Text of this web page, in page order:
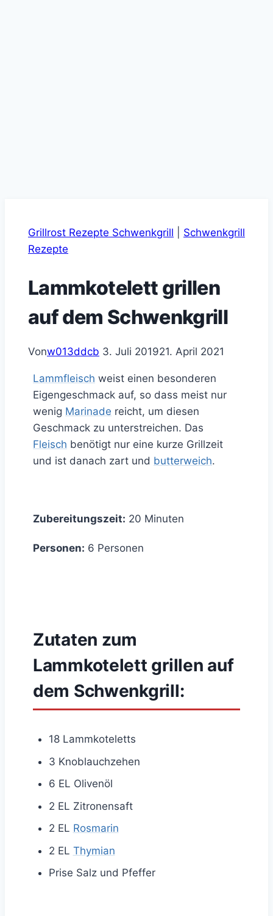
Grillrost Rezepte Schwenkgrill
Schwenkgrill
Rezepte
Lammkotelett grillen
auf dem Schwenkgrill
Vonw013ddcb 3. Juli 201921. April 2021
Lammfleisch weist einen besonderen
Eigengeschmack auf, so dass meist nur
wenig Marinade reicht, um diesen
Geschmack zu unterstreichen. Das
Fleisch benötigt nur eine kurze Grillzeit
und ist danach zart und butterweich.
Zubereitungszeit: 20 Minuten
Personen: 6 Personen
Zutaten zum
Lammkotelett grillen auf
dem Schwenkgrill:
18 Lammkoteletts
3 Knoblauchzehen
6 EL Olivenöl
2 EL Zitronensaft
2 EL Rosmarin
2 EL Thymian
Prise Salz und Pfeffer